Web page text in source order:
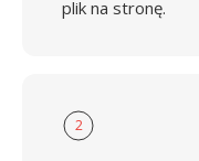
plik na stronę.
2